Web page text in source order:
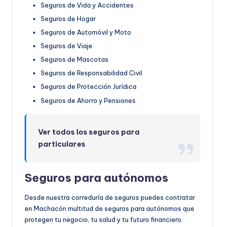
Seguros de Vida y Accidentes
Seguros de Hogar
Seguros de Automóvil y Moto
Seguros de Viaje
Seguros de Mascotas
Seguros de Responsabilidad Civil
Seguros de Protección Jurídica
Seguros de Ahorro y Pensiones
Ver todos los seguros para
particulares
Seguros para autónomos
Desde nuestra correduría de seguros puedes contratar
en Machacón multitud de seguros para autónomos que
protegen tu negocio, tu salud y tu futuro financiero.